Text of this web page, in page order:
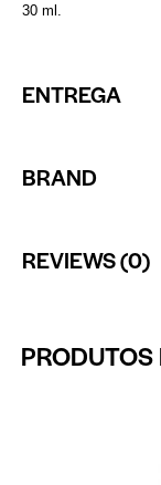
30 ml.
ENTREGA
BRAND
REVIEWS (0)